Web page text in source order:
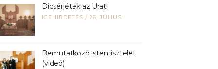
Dicsérjétek az Urat!
IGEHIRDETÉS / 26, JÚLIUS
Bemutatkozó istentisztelet
(videó)